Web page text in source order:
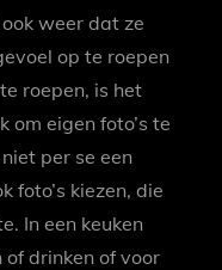
weer dat ze
op te roepen
roepen, is het
om eigen foto’s te
per se een
foto’s kiezen, die
In een keuken
drinken of voor